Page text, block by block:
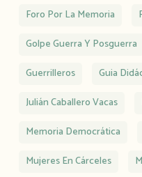
Foro Por La Memoria
Golpe Guerra Y Posguerra
Guerrilleros
Guia
Julián Caballero Vacas
Memoria Democrática
Mujeres En Cárceles